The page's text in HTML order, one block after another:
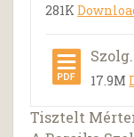
281K
17.9M
Tisztelt